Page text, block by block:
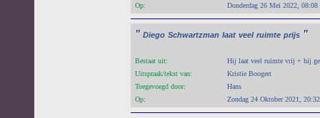
Op:
Donderdag 26 Mei 2022, 08:08
" Diego Schwartzman laat veel ruimte prijs "
Bestaat uit:
Hij laat veel ruimte vrij + hij
Uitspraak/tekst van:
Kristie Boogert
Toegevoegd door:
Hans
Op:
Zondag 24 Oktober 2021, 20:32